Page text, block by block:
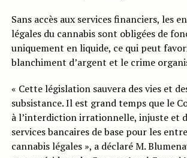
Sans accès aux services financiers, les
légales du cannabis sont obligées de
uniquement en liquide, ce qui peut
blanchiment d’argent et le crime
« Cette législation sauvera des vies et
subsistance. Il est grand temps que le
à l’interdiction irrationnelle, injuste et
services bancaires de base pour les
cannabis légales », a déclaré M.